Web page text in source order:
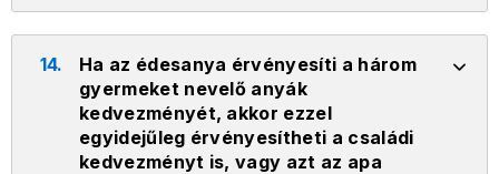
14.
Ha az édesanya érvényesíti a három
gyermeket nevelő anyák
kedvezményét, akkor ezzel
egyidejűleg érvényesítheti a családi
kedvezményt is, vagy azt az apa